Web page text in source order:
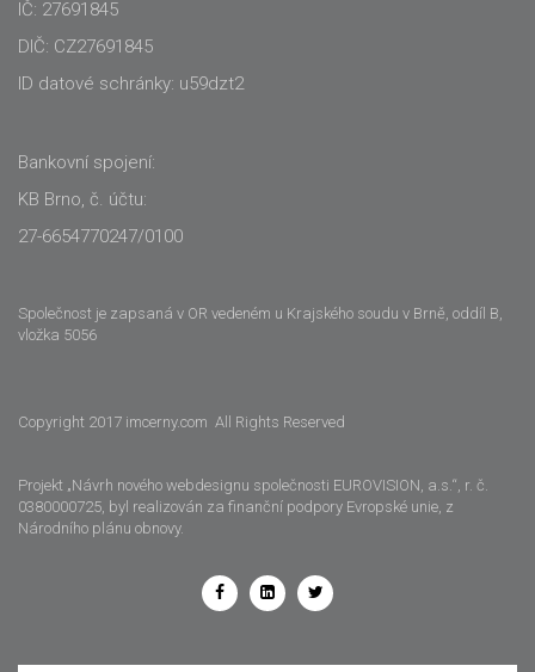
IČ: 27691845
DIČ: CZ27691845
ID datové schránky: u59dzt2
Bankovní spojení:
KB Brno, č. účtu:
27-6654770247/0100
Společnost je zapsaná v OR vedeném u Krajského soudu v Brně, oddíl B,
vložka 5056
Copyright 2017 imcerny.com All Rights Reserved
Projekt „Návrh nového webdesignu společnosti EUROVISION, a.s.“, r. č.
0380000725, byl realizován za finanční podpory Evropské unie, z
Národního plánu obnovy.